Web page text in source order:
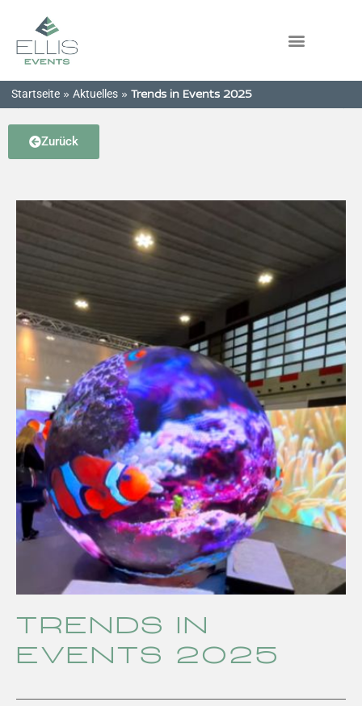
Startseite » Aktuelles » Trends in Events 2025
Zurück
Trends in
Events 2025